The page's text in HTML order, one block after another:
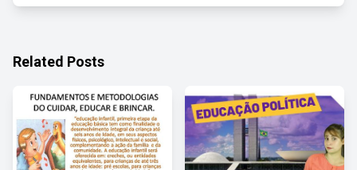
Related Posts